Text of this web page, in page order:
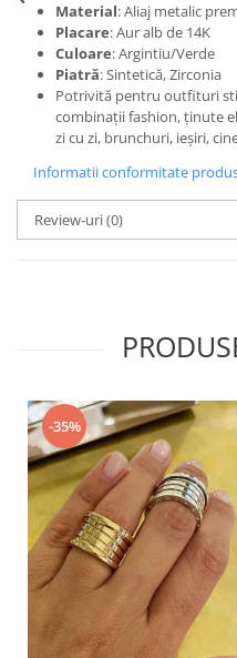
Material: Aliaj metalic
Placare: Aur alb de 14K
Culoare: Argintiu/Verde
Piatră: Sintetică, Zirconia
Potrivită pentru outfituri
combinații fashion, ținute
zi cu zi, brunchuri, ieșiri,
Informatii conformitate
Review-uri(0)
-35%